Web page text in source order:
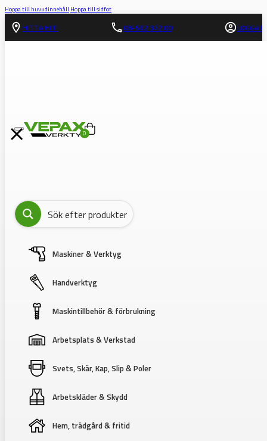
Hoppa till huvudinnehåll Hoppa till sidfot
HITTA HIT! 08-562 372 00 LOGGA IN
0
Maskiner & Verktyg
Handverktyg
Maskintillbehör & förbrukning
Arbetsplats & Verkstad
Svets, Skär, Kap, Slip & Poler
Arbetskläder & Skydd
Hem, trädgård & fritid